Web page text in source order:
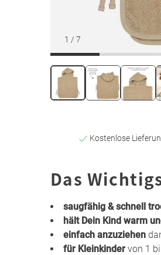
1 / 7
Kostenlose
Das
saugfähig & schnell
hält Dein Kind warm
einfach anzuziehen
für Kleinkinder von 1